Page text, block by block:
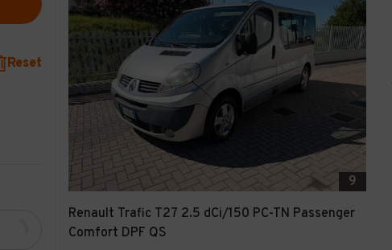
Reset
9
Renault Trafic T27 2.5 dCi/150 PC-TN Passenger
Comfort DPF QS